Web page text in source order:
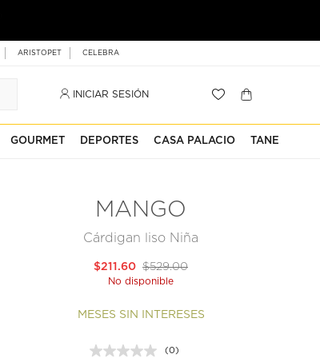
ARISTOPET CELEBRA
INICIAR SESIÓN
GOURMET DEPORTES CASA PALACIO TANE
MANGO
Cárdigan liso Niña
$529.00
$211.60
No disponible
MESES SIN INTERESES
(0)